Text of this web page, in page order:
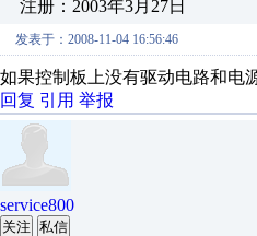
注册：2003年3月27日
发表于：2008-11-04 16:56:46
如果控制板上没有驱动电路和电
回复 引用 举报
service800
关注 私信